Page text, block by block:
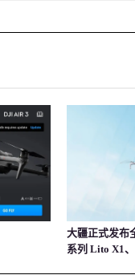
大疆正式发布
系列 Lito X1